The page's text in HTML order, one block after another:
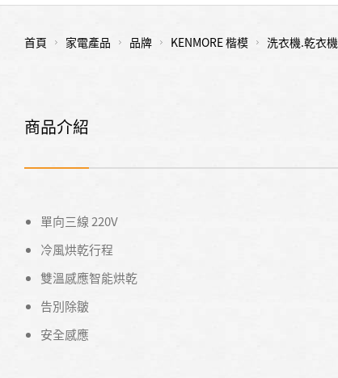
首頁 家電產品 品牌 KENMORE 楷模 洗衣機.乾衣機
商品介紹
單向三線 220V
冷風烘乾行程
雙溫感應智能烘乾
告別除皺
安全感應